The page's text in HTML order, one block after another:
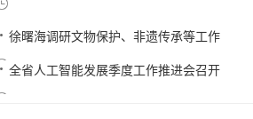
徐曙海调研文物保护、非遗传承等工作
全省人工智能发展季度工作推进会召开